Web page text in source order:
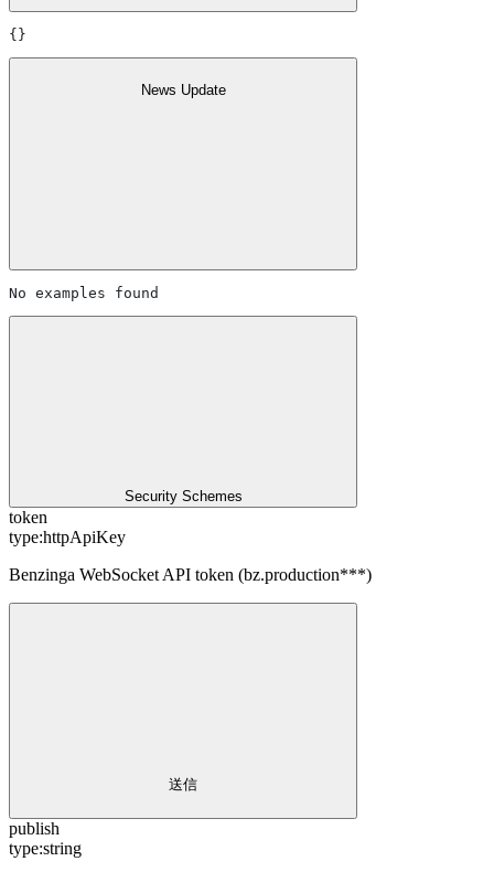
{}
News Update
No examples found
Security Schemes
token
type:httpApiKey
Benzinga WebSocket API token (bz.production***)
送信
publish
type:string